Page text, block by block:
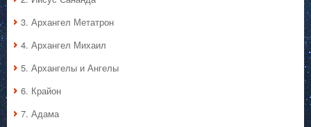
3. Архангел Метатрон
4. Архангел Михаил
5. Архангелы и Ангелы
6. Крайон
7. Адама